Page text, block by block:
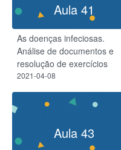
Aula 41
As doenças infeciosas.
Análise de documentos e
resolução de exercícios
2021-04-08
Aula 43